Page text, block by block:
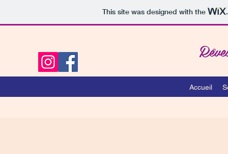
This site was designed with the
Accueil